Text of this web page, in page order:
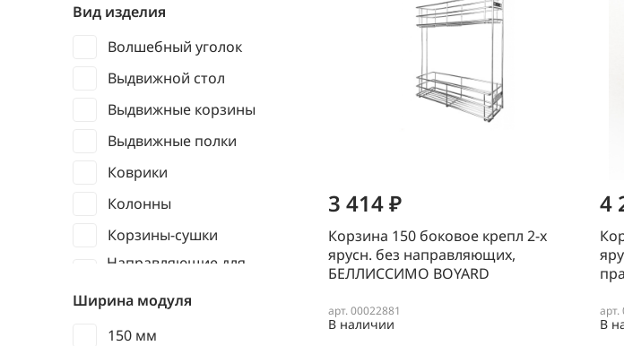
Вид изделия
Волшебный уголок
Выдвижной стол
Выдвижные корзины
Выдвижные полки
Коврики
Колонны
Корзины-сушки
Направляющие для
Фасадные полки
Ширина модуля
150 мм
3 414 ₽
Корзина 150 боковое крепл 2-х
ярусн. без направляющих,
БЕЛЛИССИМО BOYARD
арт. 00022881
В наличии
4
арт.
В